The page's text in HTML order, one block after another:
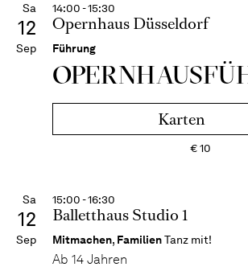
Sa
12
Sep
14:00 - 15:30
Opernhaus Düsseldorf
Führung
Karten
€10
Sa
12
Sep
15:00 - 16:30
Balletthaus Studio 1
Mitmachen, FamilienTanz mit!
Ab 14 Jahren